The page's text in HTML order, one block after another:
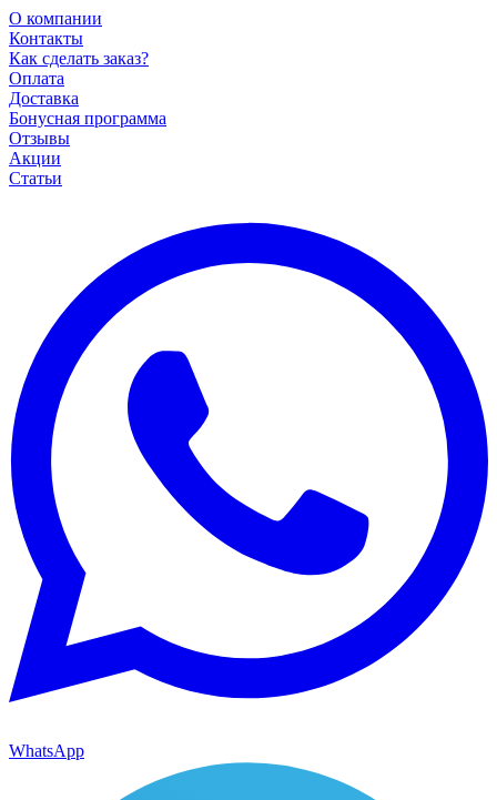
О компании
Контакты
Как сделать заказ?
Оплата
Доставка
Бонусная программа
Отзывы
Акции
Статьи
WhatsApp